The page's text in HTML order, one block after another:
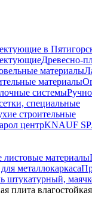
в
Древесно-
материалы
материалы
системы
специальные
строительные
центрKNAUF
материалы
металлокаркаса
штукатурный,
плита